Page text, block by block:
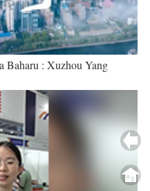
Baharu : Xuzhou Yang